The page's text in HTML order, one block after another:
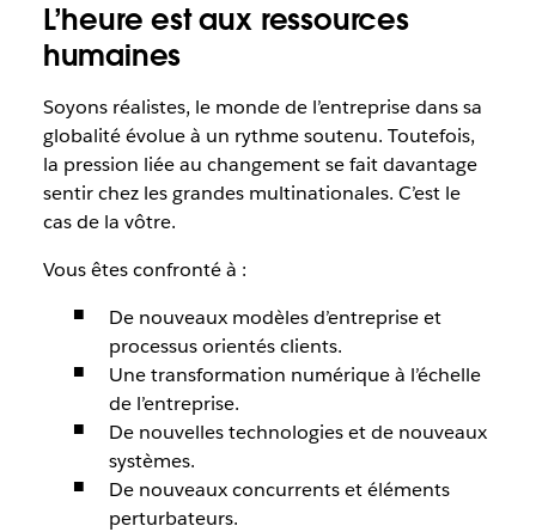
L’heure est aux ressources
humaines
Soyons réalistes, le monde de l’entreprise dans sa
globalité évolue à un rythme soutenu. Toutefois,
la pression liée au changement se fait davantage
sentir chez les grandes multinationales. C’est le
cas de la vôtre.
Vous êtes confronté à :
De nouveaux modèles d’entreprise et
processus orientés clients.
Une transformation numérique à l’échelle
de l’entreprise.
De nouvelles technologies et de nouveaux
systèmes.
De nouveaux concurrents et éléments
perturbateurs.